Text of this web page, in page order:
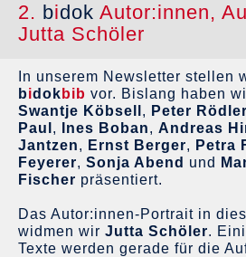
2. bidok Autor:innen,
Jutta Schöler
In unserem Newsletter stellen
bidok bib vor. Bislang haben
Swantje Köbsell , Peter Rödler
Paul , Ines Boban, Andreas
Jantzen, Ernst Berger, Petra
Feyerer, Sonja Abend und
Fischer präsentiert.
Das Autor:innen-Portrait in
widmen wir Jutta Schöler.
Texte werden gerade für die